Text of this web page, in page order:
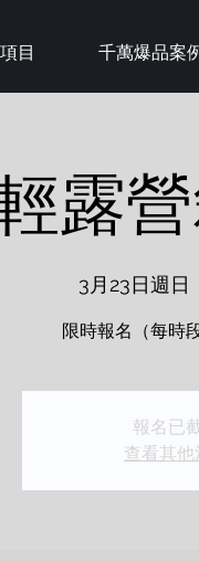
目 千萬爆品案
露
3月23日週日
限時報名（每時
報名已截
查看其他